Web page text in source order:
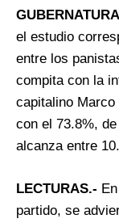
el estudio
entre los
compita con la
capitalino
con el 73.8%,
alcanza entre
LECTURAS.-
partido, se